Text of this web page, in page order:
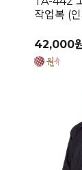
작업복 (
42,000